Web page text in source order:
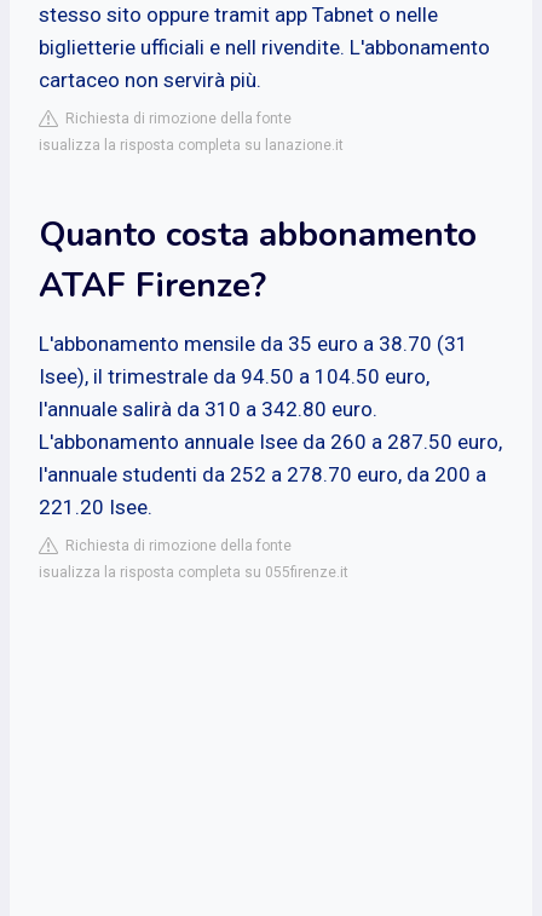
stesso sito oppure tramit app Tabnet o nelle
biglietterie ufficiali e nell rivendite. L'abbonamento
cartaceo non servirà più.
Richiesta di rimozione della fonte
isualizza la risposta completa su lanazione.it
Quanto costa abbonamento
ATAF Firenze?
L'abbonamento mensile da 35 euro a 38.70 (31
Isee), il trimestrale da 94.50 a 104.50 euro,
l'annuale salirà da 310 a 342.80 euro.
L'abbonamento annuale Isee da 260 a 287.50 euro,
l'annuale studenti da 252 a 278.70 euro, da 200 a
221.20 Isee.
Richiesta di rimozione della fonte
isualizza la risposta completa su 055firenze.it